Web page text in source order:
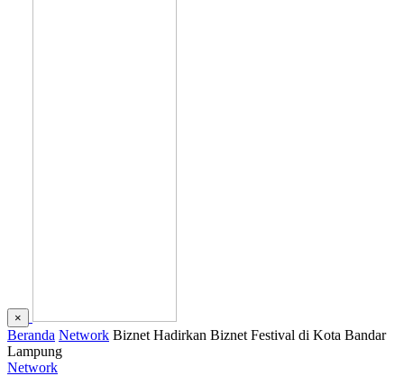
×
Beranda Network Biznet Hadirkan Biznet Festival di Kota Bandar
Lampung
Network